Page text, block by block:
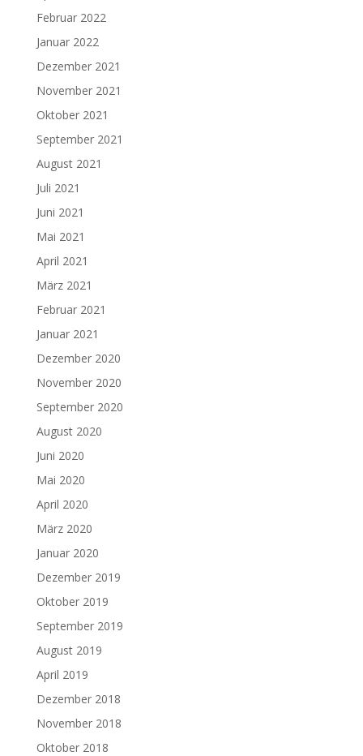
Februar 2022
Januar 2022
Dezember 2021
November 2021
Oktober 2021
September 2021
August 2021
Juli 2021
Juni 2021
Mai 2021
April 2021
März 2021
Februar 2021
Januar 2021
Dezember 2020
November 2020
September 2020
August 2020
Juni 2020
Mai 2020
April 2020
März 2020
Januar 2020
Dezember 2019
Oktober 2019
September 2019
August 2019
April 2019
Dezember 2018
November 2018
Oktober 2018